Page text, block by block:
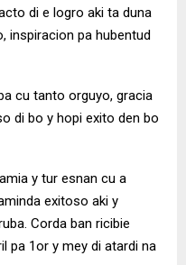
di e logro aki ta duna
inspiracion pa hubentud
cu tanto orguyo, gracia
di bo y hopi exito den bo
y tur esnan cu a
exitoso aki y
Corda ban ricibie
pa 1or y mey di atardi na